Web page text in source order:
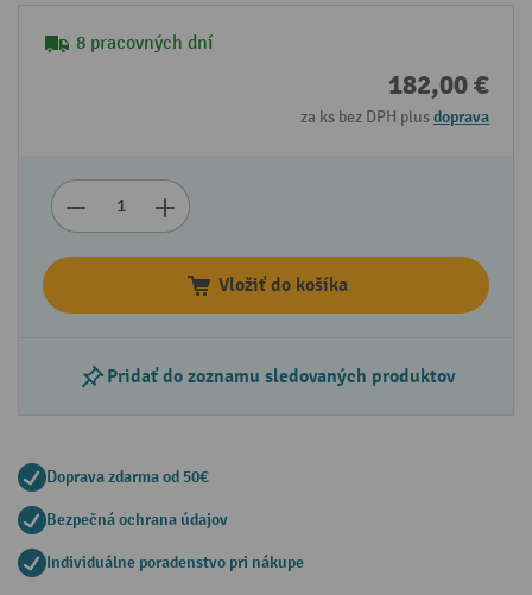
8 pracovných dní
182,00 €
za ks bez DPH plusdoprava
Vložiť do košíka
Pridať do zoznamu sledovaných produktov
Doprava zdarma od 50€
Bezpečná ochrana údajov
Individuálne poradenstvo pri nákupe